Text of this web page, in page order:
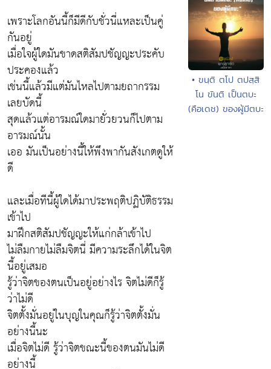
เพราะโลกอันนี้ก็มีดีกับชั่วนี่แหละเป็นคู่
กันอยู่
เมื่อใจผู้ใดมันขาดสติสัมปชัญญะประคับ
ประคองแล้ว
เช่นนี้แล้วมีแต่มันไหลไปตามยถากรรม
เลยบัดนี้
สุดแล้วแต่อารมณ์ใดมายั่วยวนก็ไปตาม
อารมณ์นั้น
เออ มันเป็นอย่างนี้ให้พึงพากันสังเกตดูให้
ดี
และเมื่อทีนี้ผู้ใดได้มาประพฤติปฏิบัติธรรม
เข้าไป
มาฝึกสติสัมปชัญญะให้แก่กล้าเข้าไป
ไม่ลืมกายไม่ลืมจิตนี่ มีความระลึกได้ในจิต
นี้อยู่เสมอ
รู้ว่าจิตของตนเป็นอยู่อย่างไร จิตไม่ดีก็รู้
ว่าไม่ดี
จิตตั้งมั่นอยู่ในบุญในคุณก็รู้ว่าจิตตั้งมั่น
อย่างนี้นะ
เมื่อจิตไม่ดี รู้ว่าจิตขณะนี้ของตนมันไม่ดี
อย่างนี้
• ขนฺติ ตโป ตปสฺสิ
โน ขันติ เป็นตบะ
(คือเดช) ของผู้มีตบะ